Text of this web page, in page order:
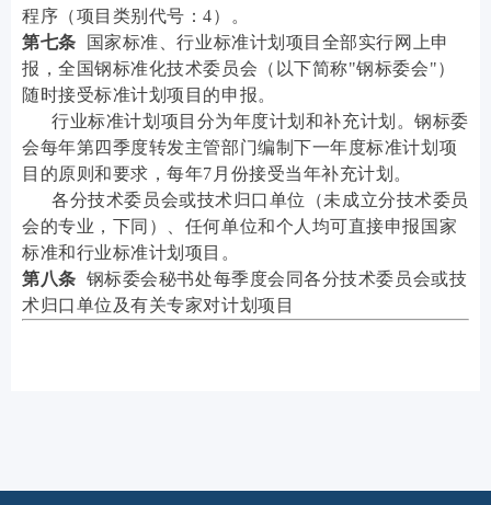
程序（项目类别代号：4）。
第七条 国家标准、行业标准计划项目全部实行网上申
报，全国钢标准化技术委员会（以下简称"钢标委会"）
随时接受标准计划项目的申报。
行业标准计划项目分为年度计划和补充计划。钢标委
会每年第四季度转发主管部门编制下一年度标准计划项
目的原则和要求，每年7月份接受当年补充计划。
各分技术委员会或技术归口单位（未成立分技术委员
会的专业，下同）、任何单位和个人均可直接申报国家
标准和行业标准计划项目。
第八条 钢标委会秘书处每季度会同各分技术委员会或技
术归口单位及有关专家对计划项目